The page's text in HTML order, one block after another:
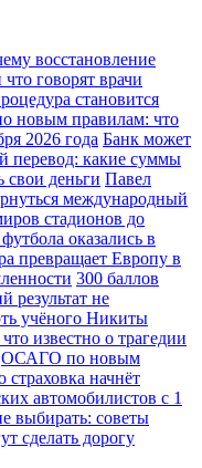
восстановление
говорят врачи
становится
новым правилам: что
2026 года Банк может
перевод: какие суммы
свои деньги Павел
международный
стадионов до
оказались в
превращает Европу в
300 баллов
не
учёного Никиты
известно о трагедии
ОСАГО по новым
начнёт
автомобилистов с 1
выбирать: советы
сделать дорогу